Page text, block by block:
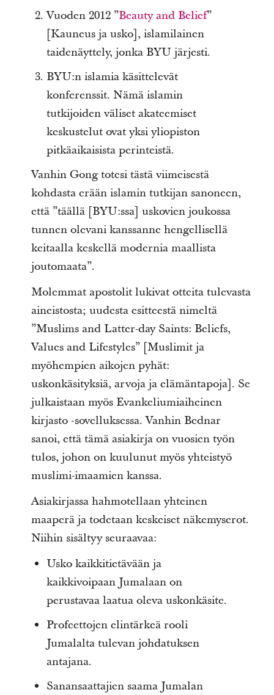
Vuoden 2012 ”Beauty and Belief”
[Kauneus ja usko], islamilainen
taidenäyttely, jonka BYU järjesti.
BYU:n islamia käsittelevät
konferenssit. Nämä islamin
tutkijoiden väliset akateemiset
keskustelut ovat yksi yliopiston
pitkäaikaisista perinteistä.
Vanhin Gong totesi tästä viimeisestä
kohdasta erään islamin tutkijan sanoneen,
että ”täällä [BYU:ssa] uskovien joukossa
tunnen olevani kanssanne hengellisellä
keitaalla keskellä modernia maallista
joutomaata”.
Molemmat apostolit lukivat otteita tulevasta
aineistosta; uudesta esitteestä nimeltä
”Muslims and Latter-day Saints: Beliefs,
Values and Lifestyles” [Muslimit ja
myöhempien aikojen pyhät:
uskonkäsityksiä, arvoja ja elämäntapoja]. Se
julkaistaan myös Evankeliumiaiheinen
kirjasto -sovelluksessa. Vanhin Bednar
sanoi, että tämä asiakirja on vuosien työn
tulos, johon on kuulunut myös yhteistyö
muslimi-imaamien kanssa.
Asiakirjassa hahmotellaan yhteinen
maaperä ja todetaan keskeiset näkemyserot.
Niihin sisältyy seuraavaa:
Usko kaikkitietävään ja
kaikkivoipaan Jumalaan on
perustavaa laatua oleva uskonkäsite.
Profeettojen elintärkeä rooli
Jumalalta tulevan johdatuksen
antajana.
Sanansaattajien saama Jumalan